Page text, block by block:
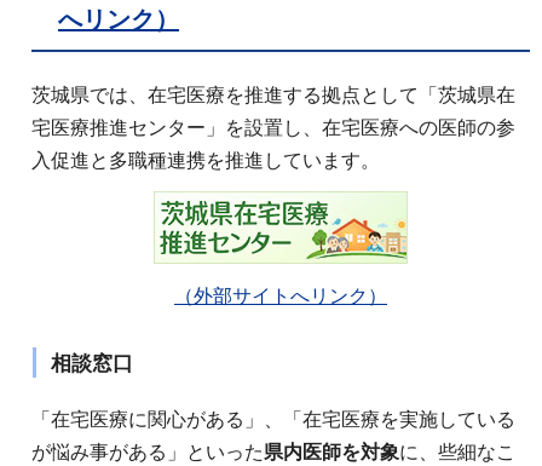
へリンク）
茨城県では、在宅医療を推進する拠点として「茨城県在
宅医療推進センター」を設置し、在宅医療への医師の参
入促進と多職種連携を推進しています。
（外部サイトへリンク）
相談窓口
「在宅医療に関心がある」、「在宅医療を実施している
が悩み事がある」といった県内医師を対象に、些細なこ